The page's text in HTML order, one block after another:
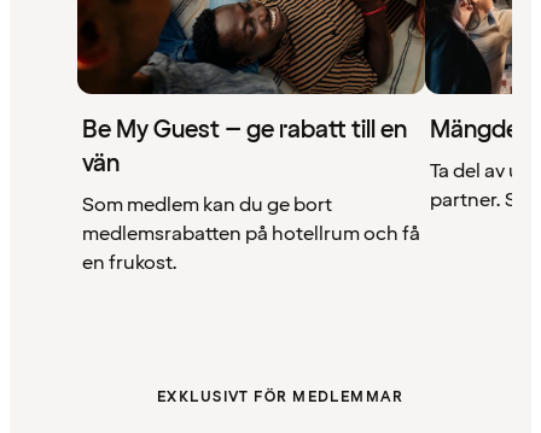
Be My Guest – ge rabatt till en
vän
Som medlem kan du ge bort
medlemsrabatten på hotellrum och få
en frukost.
Mängder
Ta del av
partner. Se
EXKLUSIVT FÖR MEDLEMMAR